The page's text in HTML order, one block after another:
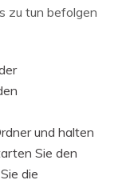
zu tun befolgen
und halten
Sie den
die